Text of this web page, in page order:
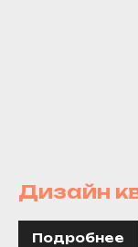
Дизайн
Подробнее